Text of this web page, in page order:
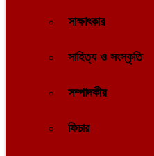
সাক্ষাৎকার
সাহিত্য ও সংস্কৃতি
সম্পাদকীয়
ফিচার